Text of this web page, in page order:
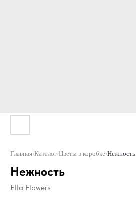
Главная›Каталог›Цветы в коробке›Нежность
Нежность
Ella Flowers